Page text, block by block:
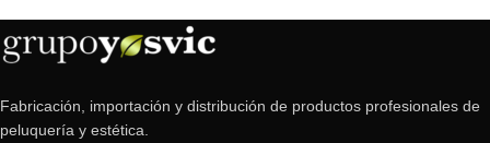
Fabricación, importación y distribución de productos profesionales de
peluquería y estética.